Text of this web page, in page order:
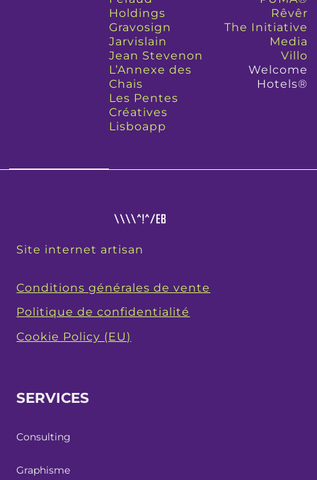
Holdings
Gravosign
Jarvislain
Jean Stevenon
L’Annexe des
Chais
Les Pentes
Créatives
Lisboapp
Rêvêr
The Initiative
Media
Villo
Welcome
Hotels®
Site internet artisan
Conditions générales de vente
Politique de confidentialité
Cookie Policy (EU)
SERVICES
Consulting
Graphisme